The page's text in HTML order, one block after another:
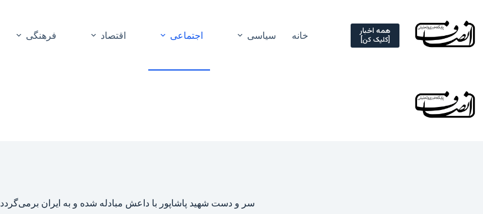
content
همه اخبار
[کلیک کن] خانه سیاسی اجتماعی اقتصاد فرهنگی
سر و دست شهید پاشاپور با داعش مبادله شده و به ایران برمی‌گردد